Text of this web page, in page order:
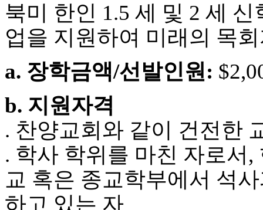
후
기
가
평
기
부
약
리
스
구
북미 한인 1.5 세 및 2 세
업을 지원하여 미래의 목
a. 장학금액/선발인원:
b. 지원자격
. 찬양교회와 같이 건전한
. 학사 학위를 마친 자로서
교 혹은 종교학부에서 석
하고 있는 자